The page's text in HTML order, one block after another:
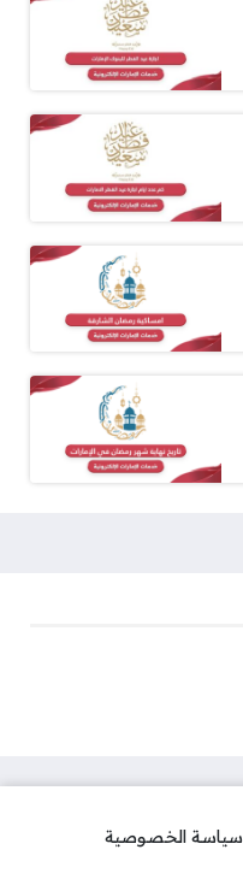
سياسة الخصوصية